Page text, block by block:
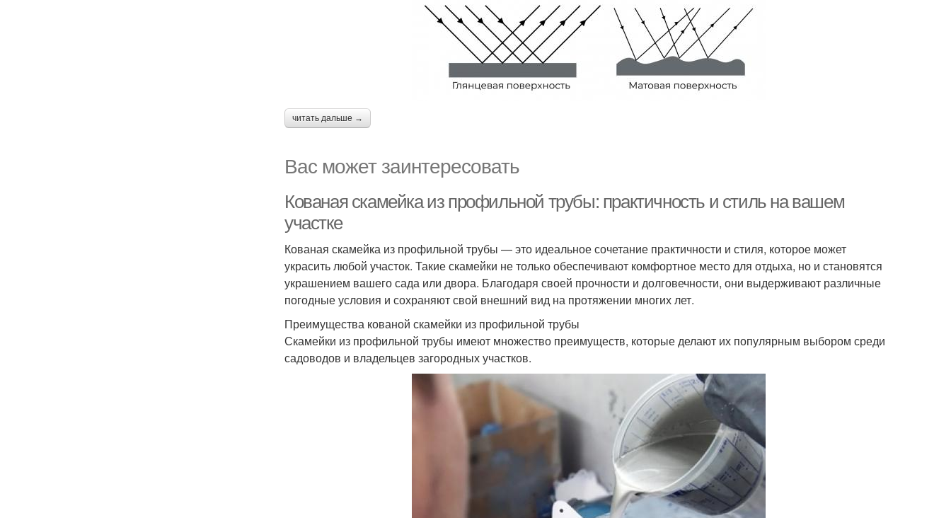
читать дальше →
Вас может заинтересовать
Кованая скамейка из профильной трубы: практичность и стиль на вашем
участке
Кованая скамейка из профильной трубы — это идеальное сочетание практичности и стиля, которое может
украсить любой участок. Такие скамейки не только обеспечивают комфортное место для отдыха, но и становятся
украшением вашего сада или двора. Благодаря своей прочности и долговечности, они выдерживают различные
погодные условия и сохраняют свой внешний вид на протяжении многих лет.
Преимущества кованой скамейки из профильной трубы
Скамейки из профильной трубы имеют множество преимуществ, которые делают их популярным выбором среди
садоводов и владельцев загородных участков.